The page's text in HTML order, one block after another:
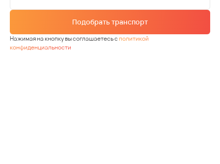
Подобрать транспорт
Нажимая на кнопку вы соглашаетесь сполитикой
конфиденциальности